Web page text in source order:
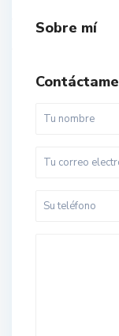
Sobre mí
Contáctame